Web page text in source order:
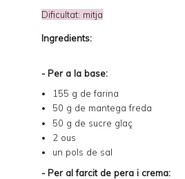
Dificultat: mitja
Ingredients:
- Per a la base:
155 g de farina
50 g de mantega freda
50 g de sucre glaç
2 ous
un pols de sal
- Per al farcit de pera i crema: